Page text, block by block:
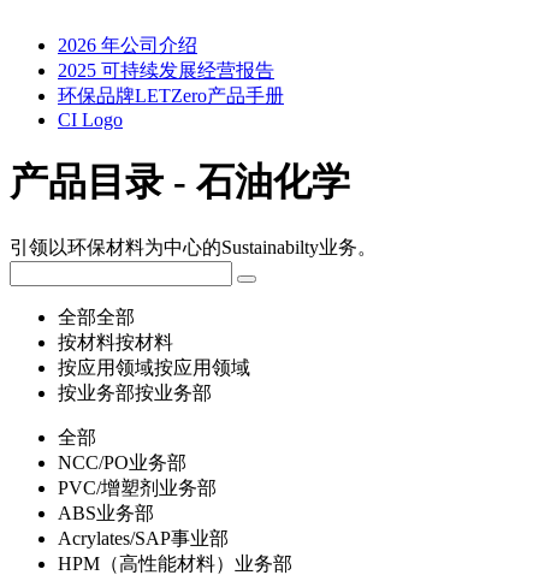
2026 年公司介绍
2025 可持续发展经营报告
环保品牌LETZero产品手册
CI Logo
产品目录 - 石油化学
引领以环保材料为中心的Sustainabilty业务。
全部全部
按材料按材料
按应用领域按应用领域
按业务部按业务部
全部
NCC/PO业务部
PVC/增塑剂业务部
ABS业务部
Acrylates/SAP事业部
HPM（高性能材料）业务部